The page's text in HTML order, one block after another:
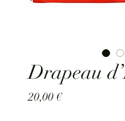
Drapeau
20,00 €Prix